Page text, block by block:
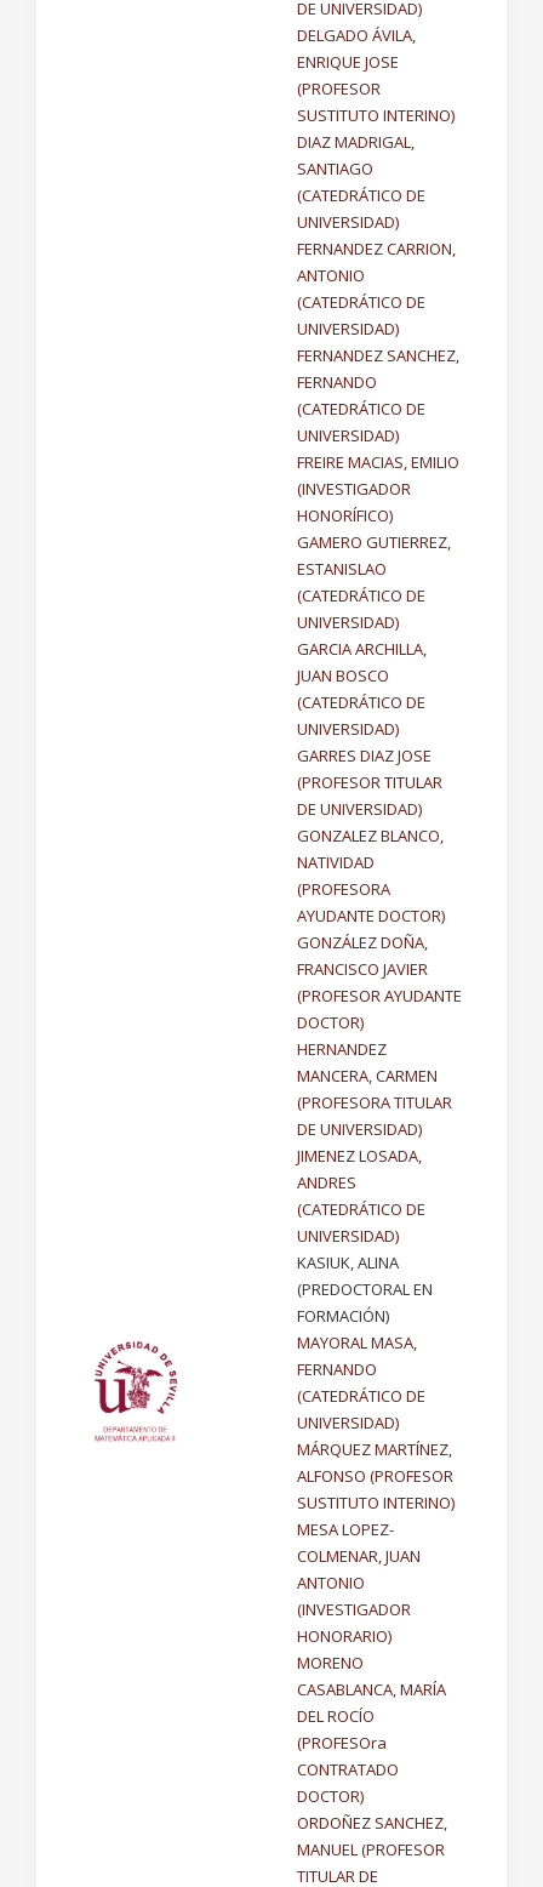
DE UNIVERSIDAD)
DELGADO ÁVILA,
ENRIQUE JOSE
(PROFESOR
SUSTITUTO INTERINO)
DIAZ MADRIGAL,
SANTIAGO
(CATEDRÁTICO DE
UNIVERSIDAD)
FERNANDEZ CARRION,
ANTONIO
(CATEDRÁTICO DE
UNIVERSIDAD)
FERNANDEZ SANCHEZ,
FERNANDO
(CATEDRÁTICO DE
UNIVERSIDAD)
FREIRE MACIAS, EMILIO
(INVESTIGADOR
HONORÍFICO)
GAMERO GUTIERREZ,
ESTANISLAO
(CATEDRÁTICO DE
UNIVERSIDAD)
GARCIA ARCHILLA,
JUAN BOSCO
(CATEDRÁTICO DE
UNIVERSIDAD)
GARRES DIAZ JOSE
(PROFESOR TITULAR
DE UNIVERSIDAD)
GONZALEZ BLANCO,
NATIVIDAD
(PROFESORA
AYUDANTE DOCTOR)
GONZÁLEZ DOÑA,
FRANCISCO JAVIER
(PROFESOR AYUDANTE
DOCTOR)
HERNANDEZ
MANCERA, CARMEN
(PROFESORA TITULAR
DE UNIVERSIDAD)
JIMENEZ LOSADA,
ANDRES
(CATEDRÁTICO DE
UNIVERSIDAD)
KASIUK, ALINA
(PREDOCTORAL EN
FORMACIÓN)
MAYORAL MASA,
FERNANDO
(CATEDRÁTICO DE
UNIVERSIDAD)
MÁRQUEZ MARTÍNEZ,
ALFONSO (PROFESOR
SUSTITUTO INTERINO)
MESA LOPEZ-
COLMENAR, JUAN
ANTONIO
(INVESTIGADOR
HONORARIO)
MORENO
CASABLANCA, MARÍA
DEL ROCÍO
(PROFESOra
CONTRATADO
DOCTOR)
ORDOÑEZ SANCHEZ,
MANUEL (PROFESOR
TITULAR DE